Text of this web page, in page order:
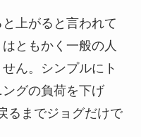
上がると言われて
ともかく一般の人
ん。シンプルにト
グの負荷を下げ
るまでジョグだけで